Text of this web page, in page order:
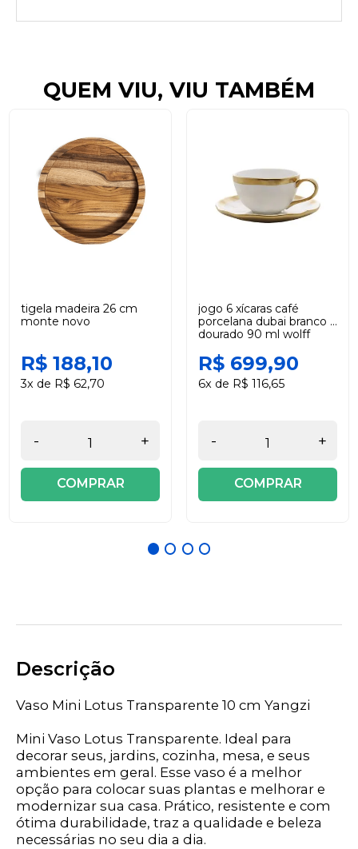
QUEM VIU, VIU TAMBÉM
tigela madeira 26 cm
monte novo
R$ 188,10
3x de R$ 62,70
- +
COMPRAR
jogo 6 xícaras café
porcelana dubai branco e
dourado 90 ml wolff
R$ 699,90
6x de R$ 116,65
- +
COMPRAR
Descrição
Vaso Mini Lotus Transparente 10 cm Yangzi
Mini Vaso Lotus Transparente. Ideal para
decorar seus, jardins, cozinha, mesa, e seus
ambientes em geral. Esse vaso é a melhor
opção para colocar suas plantas e melhorar e
modernizar sua casa. Prático, resistente e com
ótima durabilidade, traz a qualidade e beleza
necessárias no seu dia a dia.